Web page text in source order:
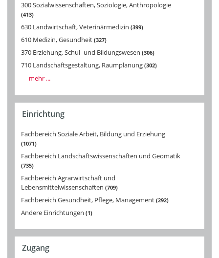
300 Sozialwissenschaften, Soziologie, Anthropologie
413
630 Landwirtschaft, Veterinärmedizin 399
610 Medizin, Gesundheit 327
370 Erziehung, Schul- und Bildungswesen 306
710 Landschaftsgestaltung, Raumplanung 302
mehr ...
Einrichtung
Fachbereich Soziale Arbeit, Bildung und Erziehung
1071
Fachbereich Landschaftswissenschaften und Geomatik
735
Fachbereich Agrarwirtschaft und
Lebensmittelwissenschaften 709
Fachbereich Gesundheit, Pflege, Management 292
Andere Einrichtungen 1
Zugang